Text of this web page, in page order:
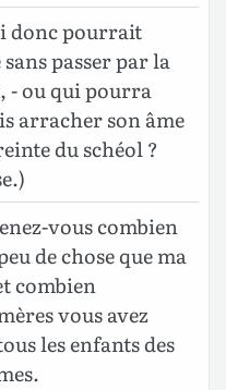
donc pourrait
passer par la
- ou qui pourra
arracher son âme
du schéol ?
vous combien
de chose que ma
combien
vous avez
les enfants des